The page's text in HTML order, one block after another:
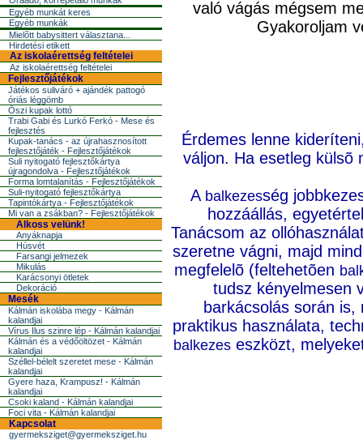
Egyéb munkát keres
Egyéb munkák
Mielõtt babysittert választana...
Hirdetési etikett
Az iskolaérettség feltételei
Az iskolaérettség feltételei
Fejlesztőjátékok
Játékos suliváró + ajándék pattogó
óriás léggömb
Őszi kupak lottó
Trabi Gabi és Lurkó Ferkó - Mese és
fejlesztés
Kupak-tanács - az újrahasznosított
fejlesztőjáték - Fejlesztőjátékok
Suli nyitogató fejlesztőkártya
újragondolva - Fejlesztőjátékok
Forma lomtalanítás - Fejlesztőjátékok
Suli-nyitogató fejlesztőkártya
Tapintókártya - Fejlesztőjátékok
Mi van a zsákban? - Fejlesztőjátékok
Alkoss velünk!
Anyáknapja
Húsvét
Farsangi jelmezek
Mikulás
Karácsonyi ötletek
Dekoráció
Mesék
Kálmán iskolába megy - Kálmán
kalandjai
Vírus Ilus szinre lép - Kálmán kalandjai
Kálmán és a védőöltözet - Kálmán
kalandjai
Széllel-bélelt szeretet mese - Kálmán
kalandjai
Gyere haza, Krampusz! - Kálmán
kalandjai
Csoki kaland - Kálmán kalandjai
Foci vita - Kálmán kalandjai
Kapcsolat
gyermeksziget@gyermeksziget.hu
való vágás mégsem
Gyakoroljam
Érdemes lenne
váljon. Ha esetleg külsõ
A balkezesség
hozzáállás,
Tanácsom az
szeretne vágni, majd
megfelelõ (feltehetõen
tudsz kényelmesen
barkácsolás során
praktikus használata,
balkezeseszközt,